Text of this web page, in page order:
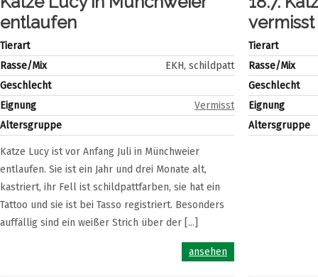
entlaufen
Tierart
Rasse/Mix
EKH, schildpatt
Geschlecht
Eignung
Vermisst
Altersgruppe
Katze Lucy ist vor Anfang Juli in Münchweier
entlaufen. Sie ist ein Jahr und drei Monate alt,
kastriert, ihr Fell ist schildpattfarben, sie hat ein
Tattoo und sie ist bei Tasso registriert. Besonders
auffällig sind ein weißer Strich über der [...]
ansehen
vermisst
Tierart
Rasse/Mix
Geschlecht
Eignung
Altersgruppe